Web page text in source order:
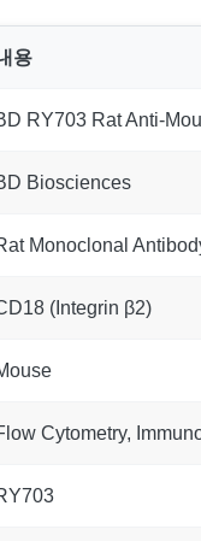
용
RY703 Rat Anti-
Biosciences
Monoclonal
(Integrin β2)
Cytometry,